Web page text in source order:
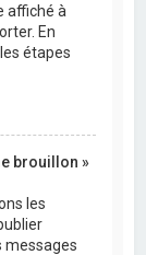
affiché à
En
étapes
brouillon »
les
messages